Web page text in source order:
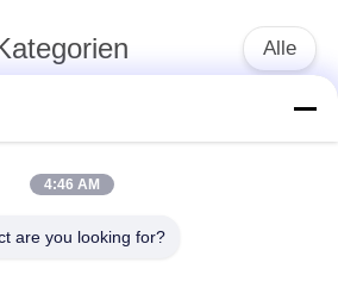
Alle
Manioka-Mehl-
4:46 AM
are you looking for?